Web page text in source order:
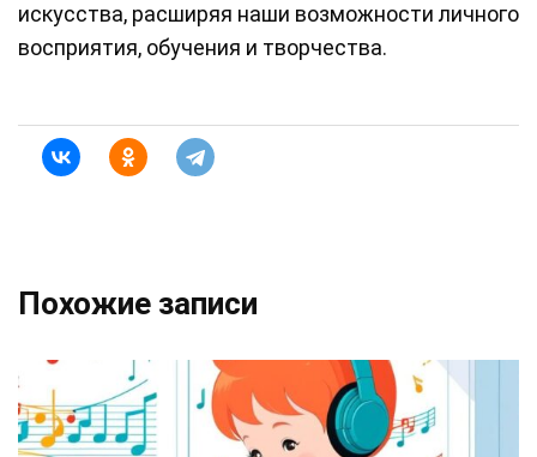
искусства, расширяя наши возможности личного
восприятия, обучения и творчества.
Похожие записи